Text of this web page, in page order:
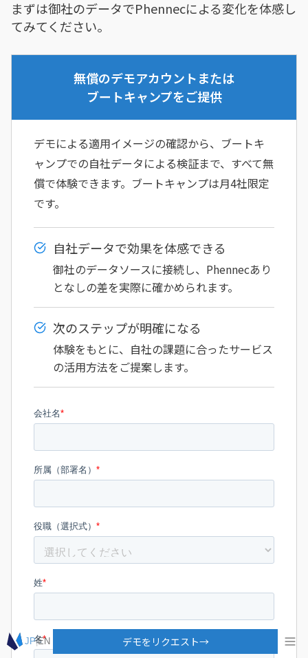
JP|EN デモをリクエスト→
まずは御社のデータでPhennecによる変化を体感し
てみてください。
無償のデモアカウントまたは
ブートキャンプをご提供
デモによる適用イメージの確認から、ブートキ
ャンプでの自社データによる検証まで、すべて無
償で体験できます。ブートキャンプは月4社限定
です。
自社データで効果を体感できる
御社のデータソースに接続し、Phennecあり
となしの差を実際に確かめられます。
次のステップが明確になる
体験をもとに、自社の課題に合ったサービス
の活用方法をご提案します。